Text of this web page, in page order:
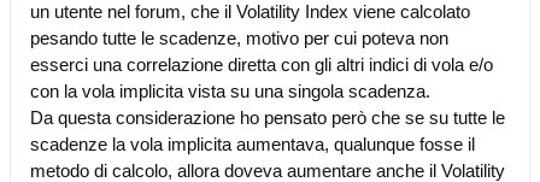
un utente nel forum, che il Volatility Index viene calcolato
pesando tutte le scadenze, motivo per cui poteva non
esserci una correlazione diretta con gli altri indici di vola e/o
con la vola implicita vista su una singola scadenza.
Da questa considerazione ho pensato però che se su tutte le
scadenze la vola implicita aumentava, qualunque fosse il
metodo di calcolo, allora doveva aumentare anche il Volatility